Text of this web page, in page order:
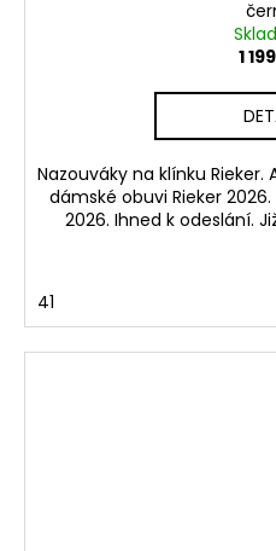
1
Nazouváky na klínku
dámské obuvi Rieker
2026. Ihned k odeslání.
41